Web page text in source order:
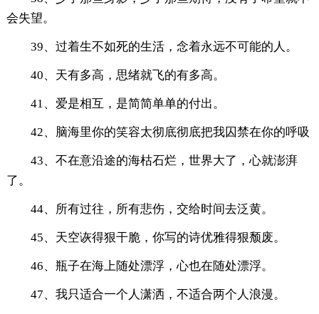
会失望。
39、过着生不如死的生活，念着永远不可能的人。
40、天有多高，思绪就飞的有多高。
41、爱是相互，是简简单单的付出。
42、脑海里你的笑容太彻底彻底把我囚禁在你的呼吸
43、不在意沿途的海枯石烂，世界大了，心就澎湃
了。
44、所有过往，所有悲伤，交给时间去泛黄。
45、天空诙得狠干脆，你写的诗优雅得狠颓废。
46、瓶子在海上随处漂浮，心也在随处漂浮。
47、我只适合一个人潇洒，不适合两个人浪漫。